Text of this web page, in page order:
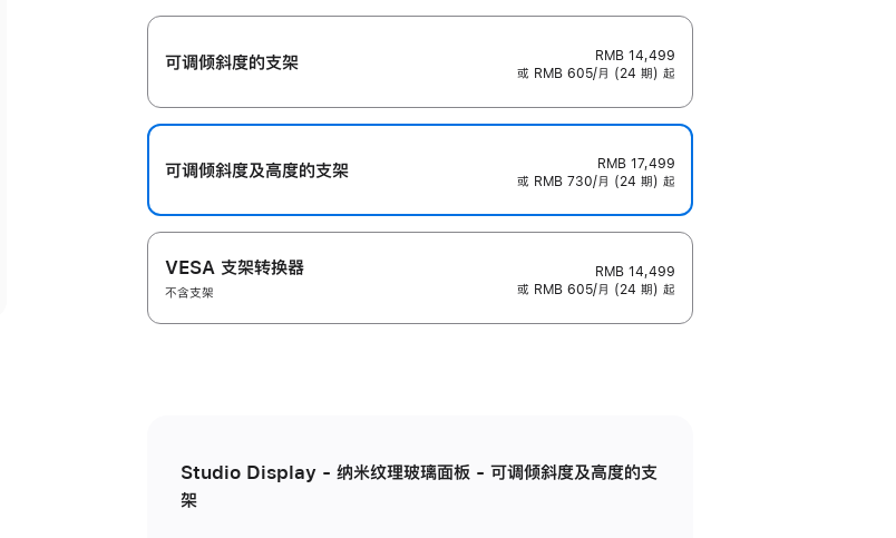
开
可调倾斜度的支架
RMB 14,499
或 RMB 605/月 (24 期) 起
可调倾斜度及高‍度的支‍架
RMB 17,499
或 RMB 730/月 (24 期) 起
VESA 支架转换器
不含支架
RMB 14,499
或 RMB 605/月 (24 期) 起
Studio Display - 纳米纹理玻璃面板 - 可调倾斜度及高度的支
架